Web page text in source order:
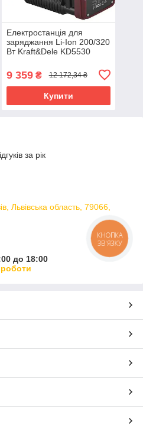
Електростанція для
заряджання Li-Ion 200/320
Вт Kraft&Dele KD5530
електростанція для
техніки зарядна станція
для дому
9 359₴ 12 172,34 ₴
Купити
за рік
Львівська область, 79066,
до 18:00
КНОПКА
ЗВ'ЯЗКУ